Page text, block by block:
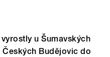
u Šumavských
Budějovic do